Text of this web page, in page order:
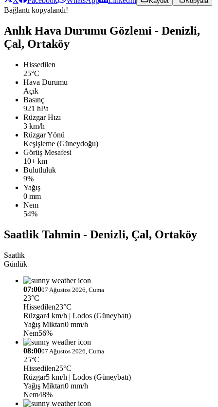
Bağlantı kopyalandı!
Anlık Hava Durumu Gözlemi - Denizli,
Çal, Ortaköy
Hissedilen
25°C
Hava Durumu
Açık
Basınç
921 hPa
Rüzgar Hızı
3 km/h
Rüzgar Yönü
Keşişleme (Güneydoğu)
Görüş Mesafesi
10+ km
Bulutluluk
9%
Yağış
0 mm
Nem
54%
Saatlik Tahmin - Denizli, Çal, Ortaköy
Saatlik
Günlük
07:0007 Ağustos 2026, Cuma
23°C
Hissedilen23°C
Rüzgar4 km/h | Lodos (Güneybatı)
Yağış Miktarı0 mm/h
Nem56%
08:0007 Ağustos 2026, Cuma
25°C
Hissedilen25°C
Rüzgar5 km/h | Lodos (Güneybatı)
Yağış Miktarı0 mm/h
Nem48%